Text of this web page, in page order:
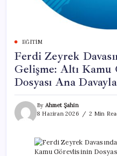
EĞITIM
Ferdi Zeyrek
Gelişme: Altı
Dosyası Ana
By Ahmet Şahin
8 Haziran 2026
2 Min